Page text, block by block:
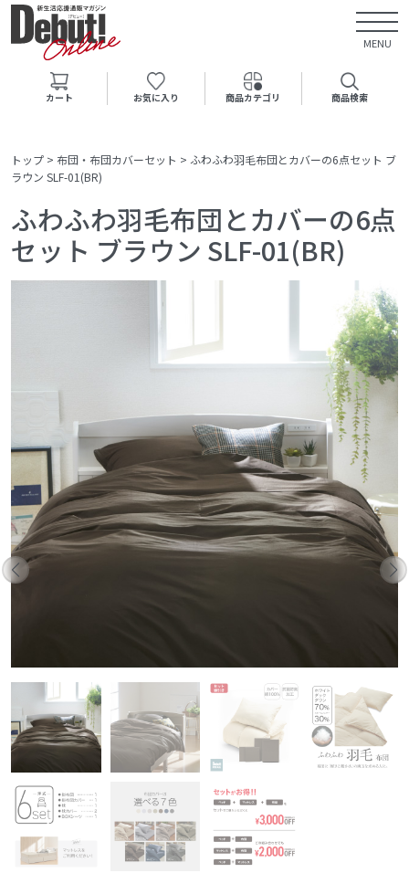
MENU
カート お気に入り 商品カテゴリ 商品検索
トップ > 布団・布団カバーセット > ふわふわ羽毛布団とカバーの6点セット ブ
ラウン SLF-01(BR)
ふわふわ羽毛布団とカバーの6点
セット ブラウン SLF-01(BR)